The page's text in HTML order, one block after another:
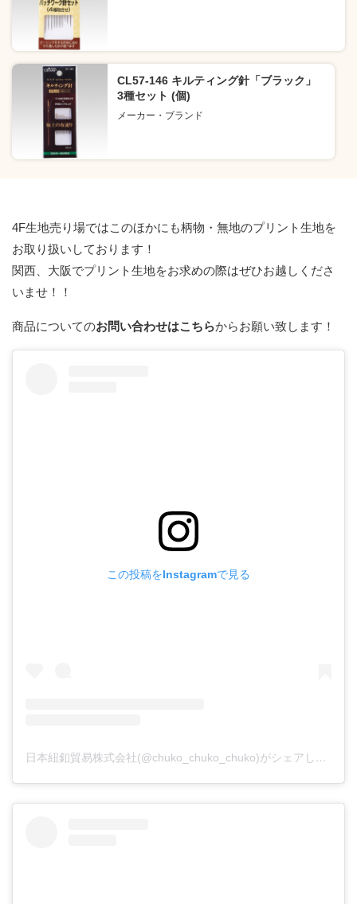
CL57-146 キルティング針「ブラック」
3種セット (個)
メーカー・ブランド
4F生地売り場ではこのほかにも柄物・無地のプリント生地を
お取り扱いしております！
関西、大阪でプリント生地をお求めの際はぜひお越しくださ
いませ！！
商品についてのお問い合わせはこちらからお願い致します！
この投稿をInstagramで見る
日本紐釦貿易株式会社(@chuko_chuko_chuko)がシェアした投稿